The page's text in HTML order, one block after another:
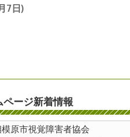
7日)
ージ新着情報
原市視覚障害者協会